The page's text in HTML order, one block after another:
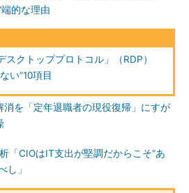
端的な理由
スクトッププロトコル」（RDP）
い”10項目
消を「定年退職者の現役復帰」にすが
「CIOはIT支出が堅調だからこそ“あ
し」